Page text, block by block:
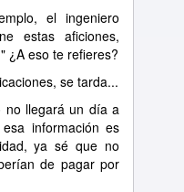
el ingeniero
estas aficiones,
¿A eso te refieres?
se tarda...
no llegará un día a
información es
ya sé que no
de pagar por